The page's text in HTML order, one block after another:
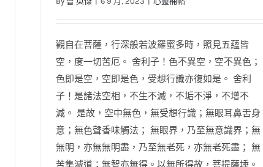
觀自在菩薩，行深般若波羅蜜多時，照見五蘊皆
空，度一切苦厄。 舍利子！色不異空，空不異色；
色即是空，空即是色，受想行識亦復如是。 舍利
子！是諸法空相，不生不滅，不垢不淨，不增不
減。 是故，空中無色，無受想行識；無眼耳鼻舌身
意；無色聲香味觸法； 無眼界，乃至無意識界；無
無明，亦無無明盡，乃至無老死，亦無老死盡； 無
苦集滅道；無智亦無得。以無所得故，菩提薩埵。